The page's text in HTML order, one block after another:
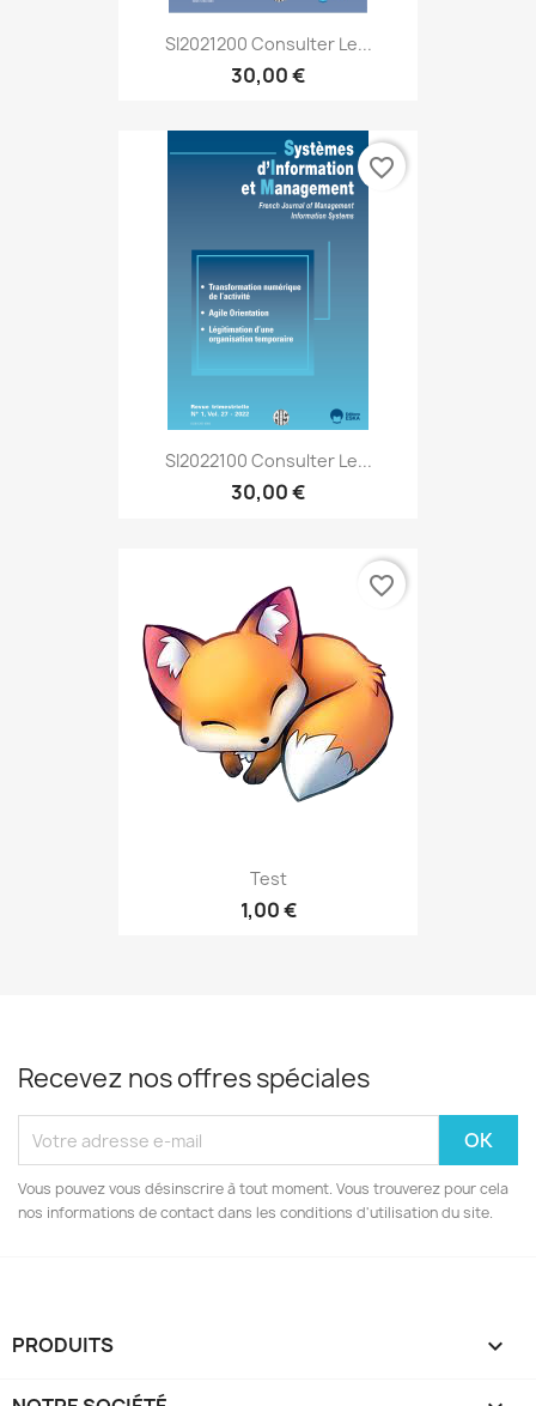
SI2021200 Consulter Le...
30,00 €
SI2022100 Consulter Le...
30,00 €
favorite_border
Test
1,00 €
favorite_border
Recevez nos offres spéciales
Vous pouvez vous désinscrire à tout moment. Vous trouverez pour cela
nos informations de contact dans les conditions d'utilisation du site.
PRODUITS 